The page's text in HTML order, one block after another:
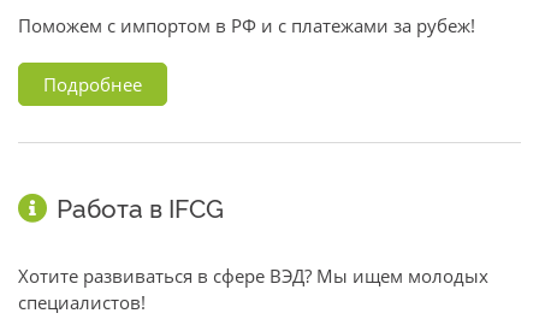
Поможем с импортом в РФ и с платежами за рубеж!
Подробнее
Работа в IFCG
Хотите развиваться в сфере ВЭД? Мы ищем молодых
специалистов!